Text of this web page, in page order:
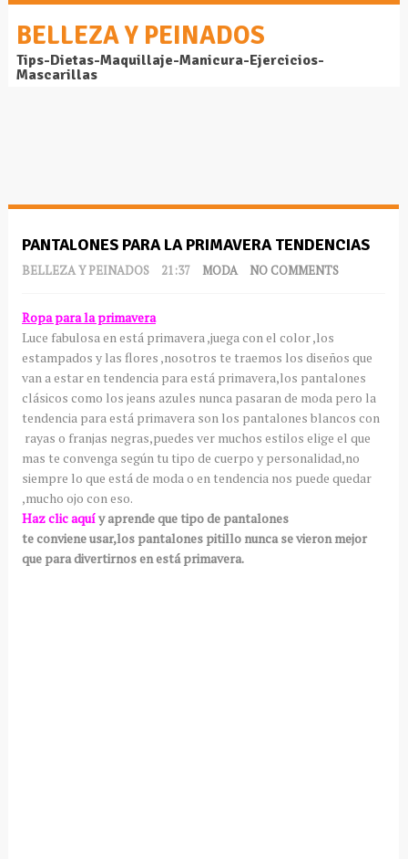
BELLEZA Y PEINADOS
Tips-Dietas-Maquillaje-Manicura-Ejercicios-
Mascarillas
PANTALONES PARA LA PRIMAVERA TENDENCIAS
BELLEZA Y PEINADOS 21:37 MODA NO COMMENTS
Ropa para la primavera
Luce fabulosa en está primavera ,juega con el color ,los
estampados y las flores ,nosotros te traemos los diseños que
van a estar en tendencia para está primavera,los pantalones
clásicos como los jeans azules nunca pasaran de moda pero la
tendencia para está primavera son los pantalones blancos con
rayas o franjas negras,puedes ver muchos estilos elige el que
mas te convenga según tu tipo de cuerpo y personalidad,no
siempre lo que está de moda o en tendencia nos puede quedar
,mucho ojo con eso.
Haz clic aquíy aprende que tipo de pantalones
te conviene usar,los pantalones pitillo nunca se vieron mejor
que para divertirnos en está primavera.